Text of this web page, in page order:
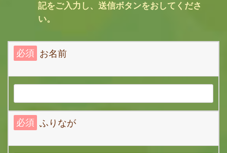
記をご入力し、送信ボタンをおしてくださ
い。
必須 お名前
必須 ふりなが